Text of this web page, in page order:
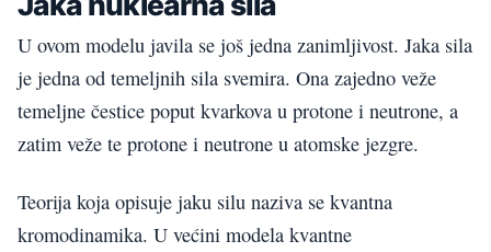
U ovom modelu javila se još jedna zanimljivost. Jaka sila
je jedna od temeljnih sila svemira. Ona zajedno veže
temeljne čestice poput kvarkova u protone i neutrone, a
zatim veže te protone i neutrone u atomske jezgre.
Teorija koja opisuje jaku silu naziva se kvantna
kromodinamika. U većini modela kvantne